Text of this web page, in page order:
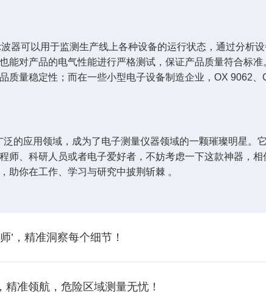
器可以用于监测生产线上各种设备的运行状态，通过分析
能对产品的电气性能进行严格测试，保证产品质量符合标
质量稳定性；而在一些小型电子设备制造企业，OX 9062
的应用领域，成为了电子测量仪器领域的一颗璀璨明星。
师、科研人员或者电子爱好者，不妨考虑一下这款神器，
助你在工作、学习与研究中披荆斩棘 。
’，精准洞察每个细节！
准领航，危险区域测量无忧！